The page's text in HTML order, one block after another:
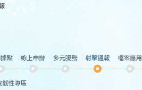
點 線上申辦 多元服務 射擊通報 檔案應用
韌性專區